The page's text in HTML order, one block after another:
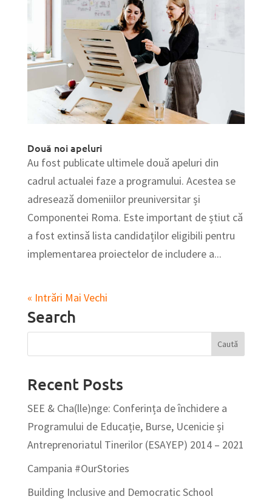
Două noi apeluri
Au fost publicate ultimele două apeluri din
cadrul actualei faze a programului. Acestea se
adresează domeniilor preuniversitar și
Componentei Roma. Este important de știut că
a fost extinsă lista candidaților eligibili pentru
implementarea proiectelor de includere a...
« Intrări Mai Vechi
Search
Recent Posts
SEE & Cha(lle)nge: Conferința de închidere a
Programului de Educație, Burse, Ucenicie și
Antreprenoriatul Tinerilor (ESAYEP) 2014 – 2021
Campania #OurStories
Building Inclusive and Democratic School